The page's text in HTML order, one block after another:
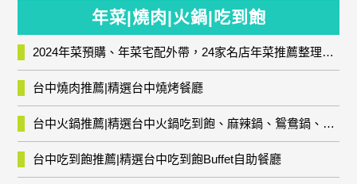
年菜|燒肉|火鍋|吃到飽
2024年菜預購、年菜宅配外帶，24家名店年菜推薦整理，圍爐輕鬆上菜團圓趣
台中燒肉推薦|精選台中燒烤餐廳
台中火鍋推薦|精選台中火鍋吃到飽、麻辣鍋、鴛鴦鍋、石頭火鍋、酸菜白肉鍋、海鮮鍋、燒酒雞、麻油雞、壽喜燒等熱門人氣火鍋店!
台中吃到飽推薦|精選台中吃到飽Buffet自助餐廳